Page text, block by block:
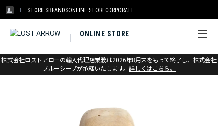
STORIESBRANDSONLINE STORECORPORATE
ONLINE STORE
株式会社ロストアローの輸入代理店業務は2026年8月末をもって終了し、株式会社
ブルーシープが承継いたします。 詳しくはこちら。
ホーム > メトリウス > トレーニング&ホールド